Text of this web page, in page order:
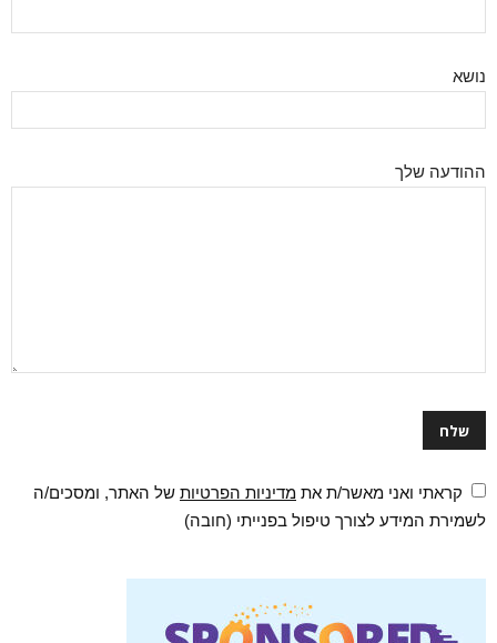
נושא
ההודעה שלך
קראתי ואני מאשר/ת את מדיניות הפרטיות של האתר, ומסכים/ה
לשמירת המידע לצורך טיפול בפנייתי (חובה)